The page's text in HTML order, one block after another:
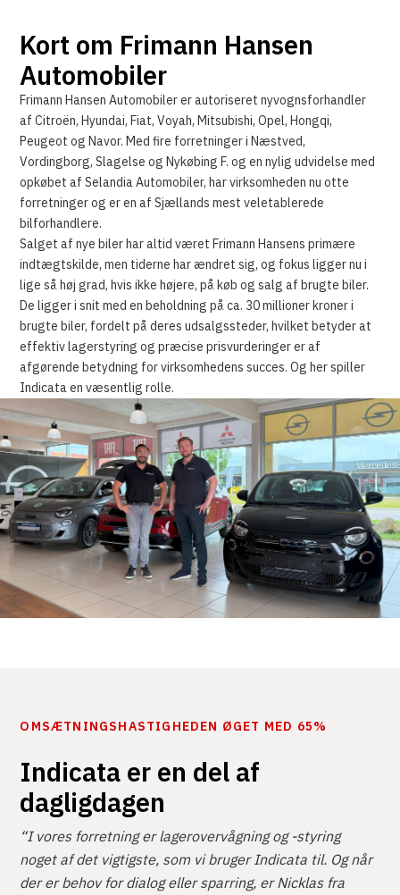
Kort om Frimann Hansen
Automobiler
Frimann Hansen Automobiler er autoriseret nyvognsforhandler
af Citroën, Hyundai, Fiat, Voyah, Mitsubishi, Opel, Hongqi,
Peugeot og Navor. Med fire forretninger i Næstved,
Vordingborg, Slagelse og Nykøbing F. og en nylig udvidelse med
opkøbet af Selandia Automobiler, har virksomheden nu otte
forretninger og er en af Sjællands mest veletablerede
bilforhandlere.
Salget af nye biler har altid været Frimann Hansens primære
indtægtskilde, men tiderne har ændret sig, og fokus ligger nu i
lige så høj grad, hvis ikke højere, på køb og salg af brugte biler.
De ligger i snit med en beholdning på ca. 30 millioner kroner i
brugte biler, fordelt på deres udsalgssteder, hvilket betyder at
effektiv lagerstyring og præcise prisvurderinger er af
afgørende betydning for virksomhedens succes. Og her spiller
Indicata en væsentlig rolle.
OMSÆTNINGSHASTIGHEDEN ØGET MED 65%
Indicata er en del af
dagligdagen
“I vores forretning er lagerovervågning og -styring
noget af det vigtigste, som vi bruger Indicata til. Og når
der er behov for dialog eller sparring, er Nicklas fra